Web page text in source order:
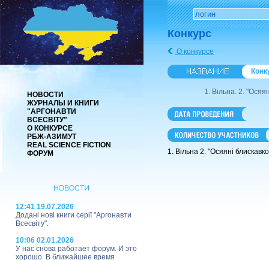
НОВОСТИ
ЖУРНАЛЫ И КНИГИ
"АРГОНАВТИ
ВСЕСВІТУ"
О КОНКУРСЕ
РБЖ-АЗИМУТ
REAL SCIENCE FICTION
ФОРУМ
12:41 19.07.2026
Додані нові книги серії "Аргонавти
Всесвіту".
10:06 02.01.2026
У нас снова работает форум. И это
хорошо. В ближайшее время
Конкурс
О конкурсе
1. Вільна. 2.
1. Вільна 2. "Осяяні